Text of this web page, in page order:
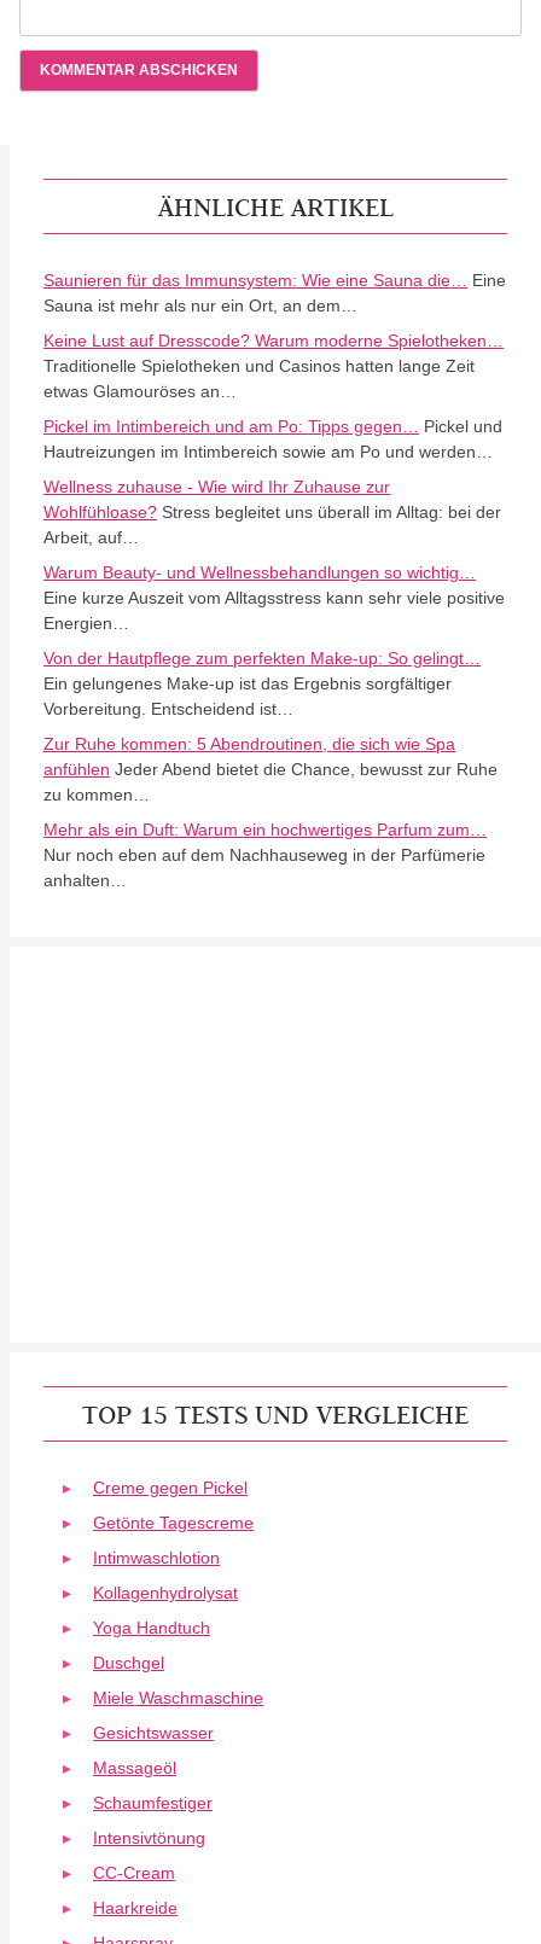
ÄHNLICHE ARTIKEL
Saunieren für das Immunsystem: Wie eine Sauna die… Eine
Sauna ist mehr als nur ein Ort, an dem…
Keine Lust auf Dresscode? Warum moderne Spielotheken…
Traditionelle Spielotheken und Casinos hatten lange Zeit
etwas Glamouröses an…
Pickel im Intimbereich und am Po: Tipps gegen… Pickel und
Hautreizungen im Intimbereich sowie am Po und werden…
Wellness zuhause - Wie wird Ihr Zuhause zur
Wohlfühloase? Stress begleitet uns überall im Alltag: bei der
Arbeit, auf…
Warum Beauty- und Wellnessbehandlungen so wichtig…
Eine kurze Auszeit vom Alltagsstress kann sehr viele positive
Energien…
Von der Hautpflege zum perfekten Make-up: So gelingt…
Ein gelungenes Make-up ist das Ergebnis sorgfältiger
Vorbereitung. Entscheidend ist…
Zur Ruhe kommen: 5 Abendroutinen, die sich wie Spa
anfühlen Jeder Abend bietet die Chance, bewusst zur Ruhe
zu kommen…
Mehr als ein Duft: Warum ein hochwertiges Parfum zum…
Nur noch eben auf dem Nachhauseweg in der Parfümerie
anhalten…
TOP 15 TESTS UND VERGLEICHE
Creme gegen Pickel
Getönte Tagescreme
Intimwaschlotion
Kollagenhydrolysat
Yoga Handtuch
Duschgel
Miele Waschmaschine
Gesichtswasser
Massageöl
Schaumfestiger
Intensivtönung
CC-Cream
Haarkreide